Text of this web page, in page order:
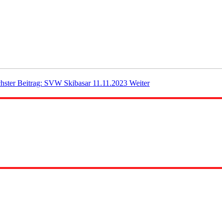
Beitrag: SVW Skibasar 11.11.2023 Weiter